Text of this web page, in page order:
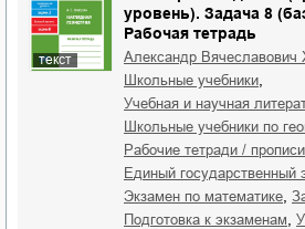
текст
уровень). Задача 8
Рабочая тетрадь
Александр Вячеславович
школьные учебники
учебная и научная
школьные учебники по
рабочие тетради / прописи
единый
экзамен по математике
подготовка к экзаменам